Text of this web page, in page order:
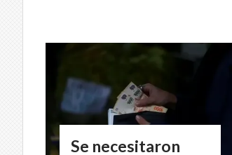
Se necesitaron